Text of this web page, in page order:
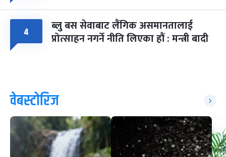
४ ब्लु बस सेवाबाट लैंगिक असमानतालाई
प्रोत्साहन नगर्ने नीति लिएका हौं : मन्त्री बादी
वेबस्टोरिज